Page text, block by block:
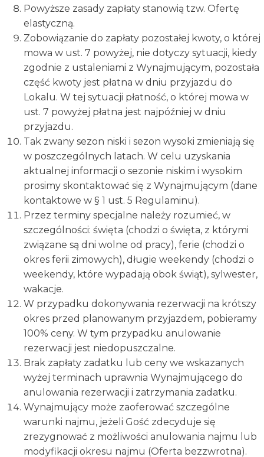
Powyższe zasady zapłaty stanowią tzw. Ofertę
elastyczną.
Zobowiązanie do zapłaty pozostałej kwoty, o której
mowa w ust. 7 powyżej, nie dotyczy sytuacji, kiedy
zgodnie z ustaleniami z Wynajmującym, pozostała
część kwoty jest płatna w dniu przyjazdu do
Lokalu. W tej sytuacji płatność, o której mowa w
ust. 7 powyżej płatna jest najpóźniej w dniu
przyjazdu.
Tak zwany sezon niski i sezon wysoki zmieniają się
w poszczególnych latach. W celu uzyskania
aktualnej informacji o sezonie niskim i wysokim
prosimy skontaktować się z Wynajmującym (dane
kontaktowe w § 1 ust. 5 Regulaminu).
Przez terminy specjalne należy rozumieć, w
szczególności: święta (chodzi o święta, z którymi
związane są dni wolne od pracy), ferie (chodzi o
okres ferii zimowych), długie weekendy (chodzi o
weekendy, które wypadają obok świąt), sylwester,
wakacje.
W przypadku dokonywania rezerwacji na krótszy
okres przed planowanym przyjazdem, pobieramy
100% ceny. W tym przypadku anulowanie
rezerwacji jest niedopuszczalne.
Brak zapłaty zadatku lub ceny we wskazanych
wyżej terminach uprawnia Wynajmującego do
anulowania rezerwacji i zatrzymania zadatku.
Wynajmujący może zaoferować szczególne
warunki najmu, jeżeli Gość zdecyduje się
zrezygnować z możliwości anulowania najmu lub
modyfikacji okresu najmu (Oferta bezzwrotna).